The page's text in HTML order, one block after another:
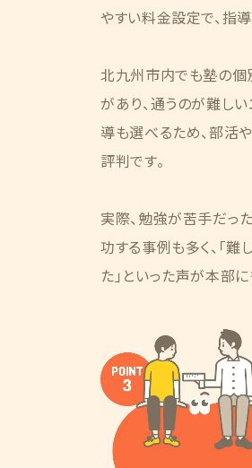
やすい料金設定で、指
北九州市内でも塾の
があり、通うのが難し
導も選べるため、部活
評判です。
実際、勉強が苦手だっ
功する事例も多く、「
た」といった声が本部